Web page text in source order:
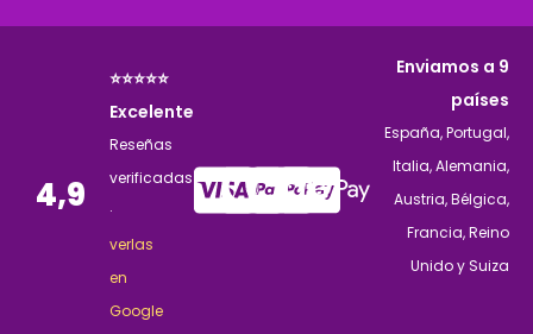
4,9
⭐⭐⭐⭐⭐
Excelente
Reseñas
verificadas
·
verlas
en
Google
Enviamos a 9
países
España, Portugal,
Italia, Alemania,
Austria, Bélgica,
Francia, Reino
Unido y Suiza